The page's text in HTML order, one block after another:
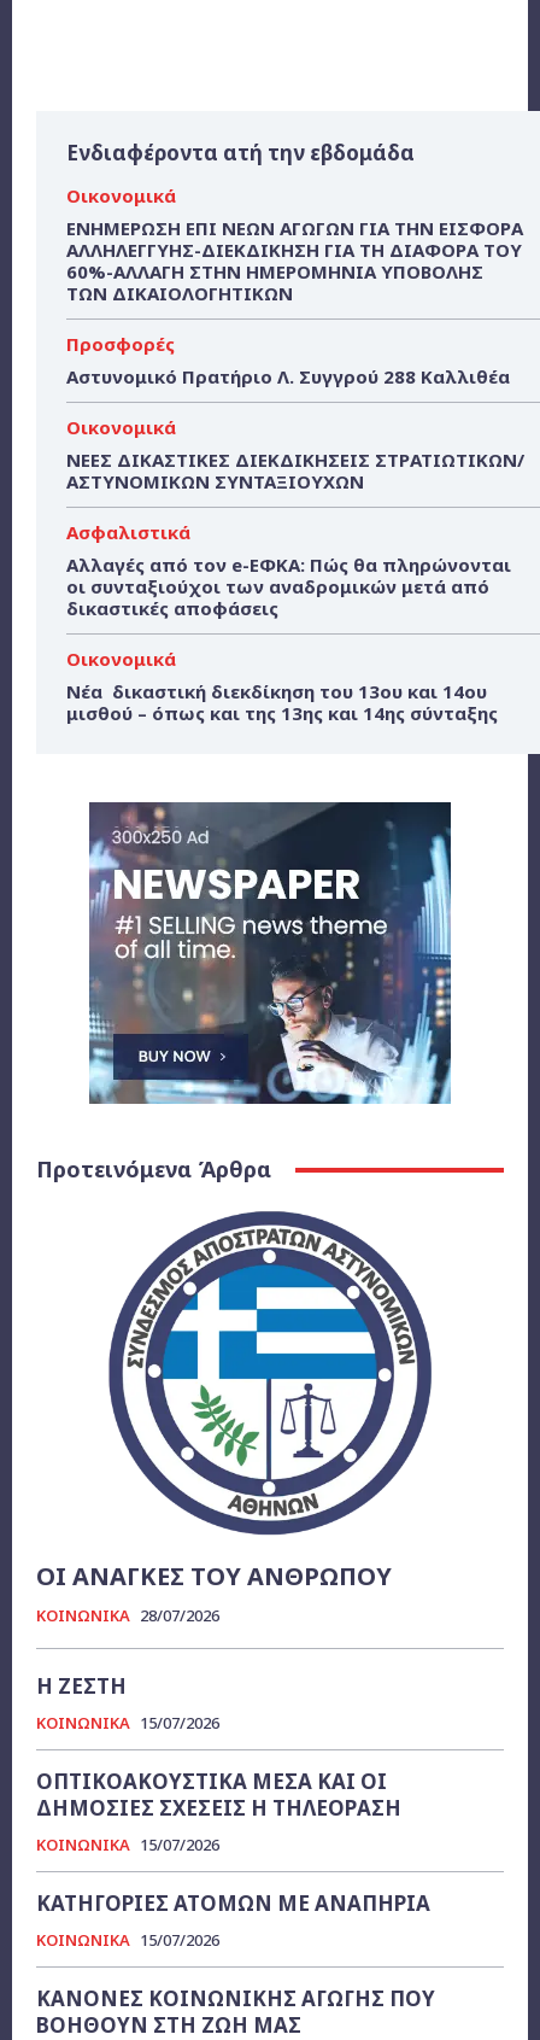
Ενδιαφέροντα ατή την εβδομάδα
Οικονομικά
ΕΝΗΜΕΡΩΣΗ ΕΠΙ ΝΕΩΝ ΑΓΩΓΩΝ ΓΙΑ ΤΗΝ ΕΙΣΦΟΡΑ
ΑΛΛΗΛΕΓΓΥΗΣ-ΔΙΕΚΔΙΚΗΣΗ ΓΙΑ ΤΗ ΔΙΑΦΟΡΑ ΤΟΥ
60%-ΑΛΛΑΓΗ ΣΤΗΝ ΗΜΕΡΟΜΗΝΙΑ ΥΠΟΒΟΛΗΣ
ΤΩΝ ΔΙΚΑΙΟΛΟΓΗΤΙΚΩΝ
Προσφορές
Αστυνομικό Πρατήριο Λ. Συγγρού 288 Καλλιθέα
Οικονομικά
ΝΕΕΣ ΔΙΚΑΣΤΙΚΕΣ ΔΙΕΚΔΙΚΗΣΕΙΣ ΣΤΡΑΤΙΩΤΙΚΩΝ/
ΑΣΤΥΝΟΜΙΚΩΝ ΣΥΝΤΑΞΙΟΥΧΩΝ
Ασφαλιστικά
Αλλαγές από τον e-ΕΦΚΑ: Πώς θα πληρώνονται
οι συνταξιούχοι των αναδρομικών μετά από
δικαστικές αποφάσεις
Οικονομικά
Νέα δικαστική διεκδίκηση του 13ου και 14ου
μισθού – όπως και της 13ης και 14ης σύνταξης
Προτεινόμενα Άρθρα
ΟΙ ΑΝΑΓΚΕΣ ΤΟΥ ΑΝΘΡΩΠΟΥ
ΚΟΙΝΩΝΙΚΑ 28/07/2026
Η ΖΕΣΤΗ
ΚΟΙΝΩΝΙΚΑ 15/07/2026
ΟΠΤΙΚΟΑΚΟΥΣΤΙΚΑ ΜΕΣΑ ΚΑΙ ΟΙ
ΔΗΜΟΣΙΕΣ ΣΧΕΣΕΙΣ Η ΤΗΛΕΟΡΑΣΗ
ΚΟΙΝΩΝΙΚΑ 15/07/2026
ΚΑΤΗΓΟΡΙΕΣ ΑΤΟΜΩΝ ΜΕ ΑΝΑΠΗΡΙΑ
ΚΟΙΝΩΝΙΚΑ 15/07/2026
ΚΑΝΟΝΕΣ ΚΟΙΝΩΝΙΚΗΣ ΑΓΩΓΗΣ ΠΟΥ
ΒΟΗΘΟΥΝ ΣΤΗ ΖΩΗ ΜΑΣ